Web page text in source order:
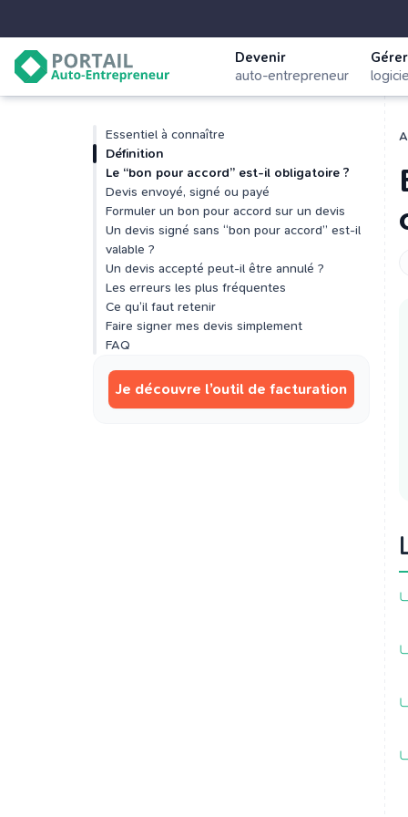
Devenir
auto-entrepreneur
Gérer
Essentiel à connaître
Définition
Le “bon pour accord” est-il obligatoire ?
Devis envoyé, signé ou payé
Formuler un bon pour accord sur un devis
Un devis signé sans “bon pour accord” est-il
valable ?
Un devis accepté peut-il être annulé ?
Les erreurs les plus fréquentes
Ce qu’il faut retenir
Faire signer mes devis simplement
FAQ
Je découvre l’outil de facturation